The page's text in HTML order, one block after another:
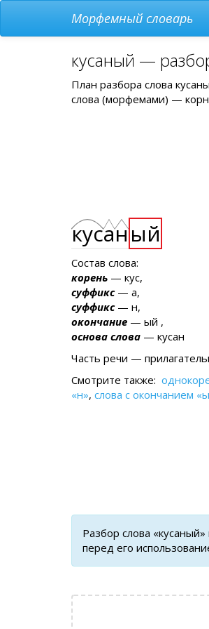
Морфемный словарь
кусаный —
План разбора слова
слова (морфемами) —
кусаный
Состав слова:
корень — кус,
суффикс— а,
суффикс— н,
окончание — ый ,
основа слова — кусан
Часть речи —
Смотрите также:
«н», слова с окончанием
Разбор слова
перед его